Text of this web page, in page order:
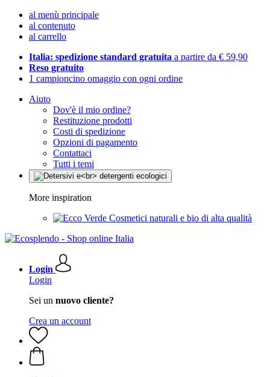
al menù principale
al contenuto
al carrello
Italia: spedizione standard gratuita a partire da € 59,90
Reso gratuito
1 campioncino omaggio con ogni ordine
Aiuto
Dov'è il mio ordine?
Restituzione prodotti
Costi di spedizione
Opzioni di pagamento
Contattaci
Tutti i temi
More inspiration
Cosmetici naturali e bio di alta qualità
Login
Login
Sei un nuovo cliente?
Crea un account